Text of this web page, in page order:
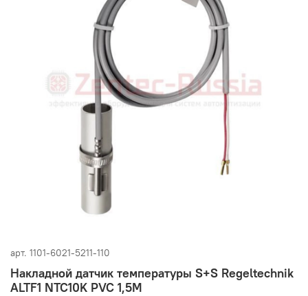
арт. 1101-6021-5211-110
Накладной датчик температуры S+S Regeltechnik
ALTF1 NTC10K PVC 1,5M